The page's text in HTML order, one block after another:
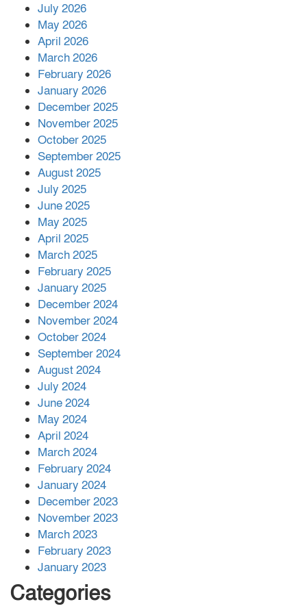
পর ফোন তারেক রহমানের,গ্যাস সঙ্কট
সহায়তা দিলেন সাচিং প্রু জেরী
July 2026
May 2026
April 2026
March 2026
February 2026
January 2026
December 2025
November 2025
October 2025
September 2025
August 2025
July 2025
June 2025
May 2025
April 2025
March 2025
February 2025
January 2025
December 2024
November 2024
October 2024
September 2024
August 2024
July 2024
June 2024
May 2024
April 2024
March 2024
February 2024
January 2024
December 2023
November 2023
March 2023
February 2023
January 2023
Categories